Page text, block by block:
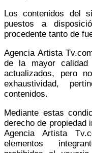
Los contenidos del
puestos a
procedente tanto de
Agencia Artista
de la mayor calidad
actualizados, pero
exhaustividad,
contenidos.
Mediante estas
derecho de propiedad
Agencia Artista
elementos